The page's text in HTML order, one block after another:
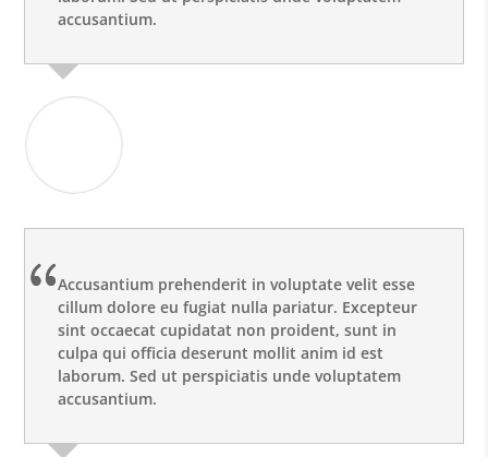
accusantium.
Accusantium prehenderit in voluptate velit esse
cillum dolore eu fugiat nulla pariatur. Excepteur
sint occaecat cupidatat non proident, sunt in
culpa qui officia deserunt mollit anim id est
laborum. Sed ut perspiciatis unde voluptatem
accusantium.